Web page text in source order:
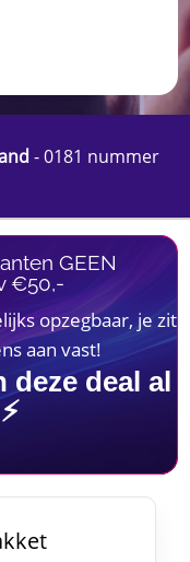
-0181 nummer
GEEN
€50,-
opzegbaar, je zit
aan vast!
deze deal al